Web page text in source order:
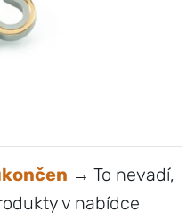
→ To nevadí,
v nabídce